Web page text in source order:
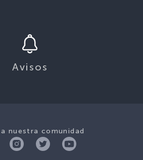
Avisos
nuestra comunidad